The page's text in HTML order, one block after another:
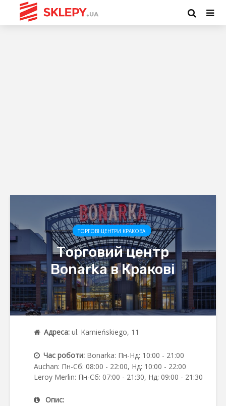
ТОРГОВІ ЦЕНТРИ КРАКОВА
Торговий центр
Bonarka в Кракові
Адреса: ul. Kamieńskiego, 11
Час роботи: Bonarka: Пн-Нд: 10:00 - 21:00
Auchan: Пн-Сб: 08:00 - 22:00, Нд: 10:00 - 22:00
Leroy Merlin: Пн-Сб: 07:00 - 21:30, Нд: 09:00 - 21:30
Опис: